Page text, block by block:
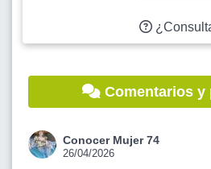
Comentarios y
Conocer Mujer 74
26/04/2026